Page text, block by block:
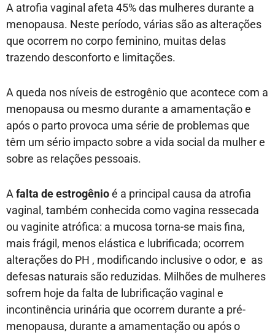
A atrofia vaginal afeta 45% das mulheres durante a
menopausa. Neste período, várias são as alterações
que ocorrem no corpo feminino, muitas delas
trazendo desconforto e limitações.
A queda nos níveis de estrogênio que acontece com a
menopausa ou mesmo durante a amamentação e
após o parto provoca uma série de problemas que
têm um sério impacto sobre a vida social da mulher e
sobre as relações pessoais.
A falta de estrogênioé a principal causa da atrofia
vaginal, também conhecida como vagina ressecada
ou vaginite atrófica: a mucosa torna-se mais fina,
mais frágil, menos elástica e lubrificada; ocorrem
alterações do PH , modificando inclusive o odor, e as
defesas naturais são reduzidas. Milhões de mulheres
sofrem hoje da falta de lubrificação vaginal e
incontinência urinária que ocorrem durante a pré-
menopausa, durante a amamentação ou após o